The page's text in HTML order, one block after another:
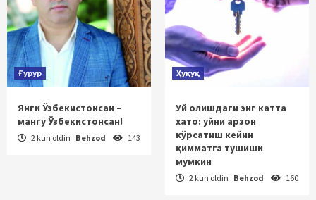
Ғурур
Янги Ўзбекистонсан –
мангу Ўзбекистонсан!
2 kun oldin Behzod 143
Ҳуқуқ
Уй олишдаги энг катта
хато: уйни арзон
кўрсатиш кейин
қимматга тушиши
мумкин
2 kun oldin Behzod 160